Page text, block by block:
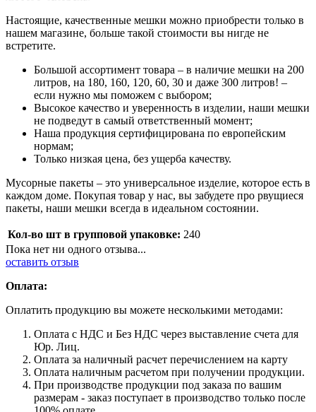
Настоящие, качественные мешки можно приобрести только в
нашем магазине, больше такой стоимости вы нигде не
встретите.
Большой ассортимент товара – в наличие мешки на 200
литров, на 180, 160, 120, 60, 30 и даже 300 литров! –
если нужно мы поможем с выбором;
Высокое качество и уверенность в изделии, наши мешки
не подведут в самый ответственный момент;
Наша продукция сертифицирована по европейским
нормам;
Только низкая цена, без ущерба качеству.
Мусорные пакеты – это универсальное изделие, которое есть в
каждом доме. Покупая товар у нас, вы забудете про рвущиеся
пакеты, наши мешки всегда в идеальном состоянии.
Кол-во шт в групповой упаковке: 240
Пока нет ни одного отзыва...
оставить отзыв
Оплата:
Оплатить продукцию вы можете несколькими методами:
Оплата с НДС и Без НДС через выставление счета для
Юр. Лиц.
Оплата за наличный расчет перечислением на карту
Оплата наличным расчетом при получении продукции.
При производстве продукции под заказа по вашим
размерам - заказ поступает в производство только после